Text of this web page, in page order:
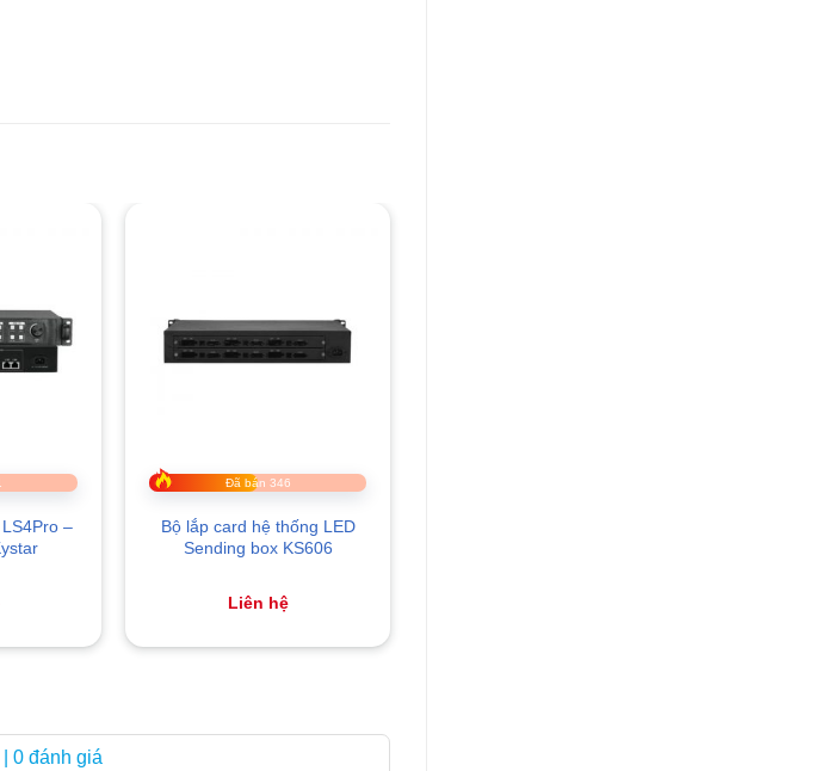
–
Đã bán 346
Bộ lắp card hệ thống LED
Sending box KS606
Liên hệ
| 0 đánh giá